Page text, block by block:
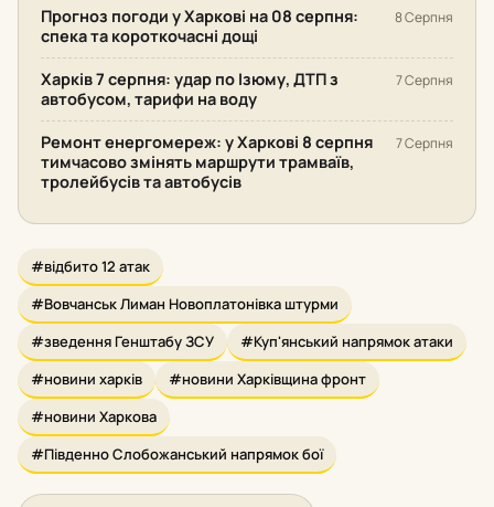
Прогноз погоди у Харкові на 08 серпня:
спека та короткочасні дощі
8 Серпня
Харків 7 серпня: удар по Ізюму, ДТП з
автобусом, тарифи на воду
7 Серпня
Ремонт енергомереж: у Харкові 8 серпня
тимчасово змінять маршрути трамваїв,
тролейбусів та автобусів
7 Серпня
#відбито 12 атак
#Вовчанськ Лиман Новоплатонівка штурми
#зведення Генштабу ЗСУ
#Куп'янський напрямок атаки
#новини харків
#новини Харківщина фронт
#новини Харкова
#Південно Слобожанський напрямок бої